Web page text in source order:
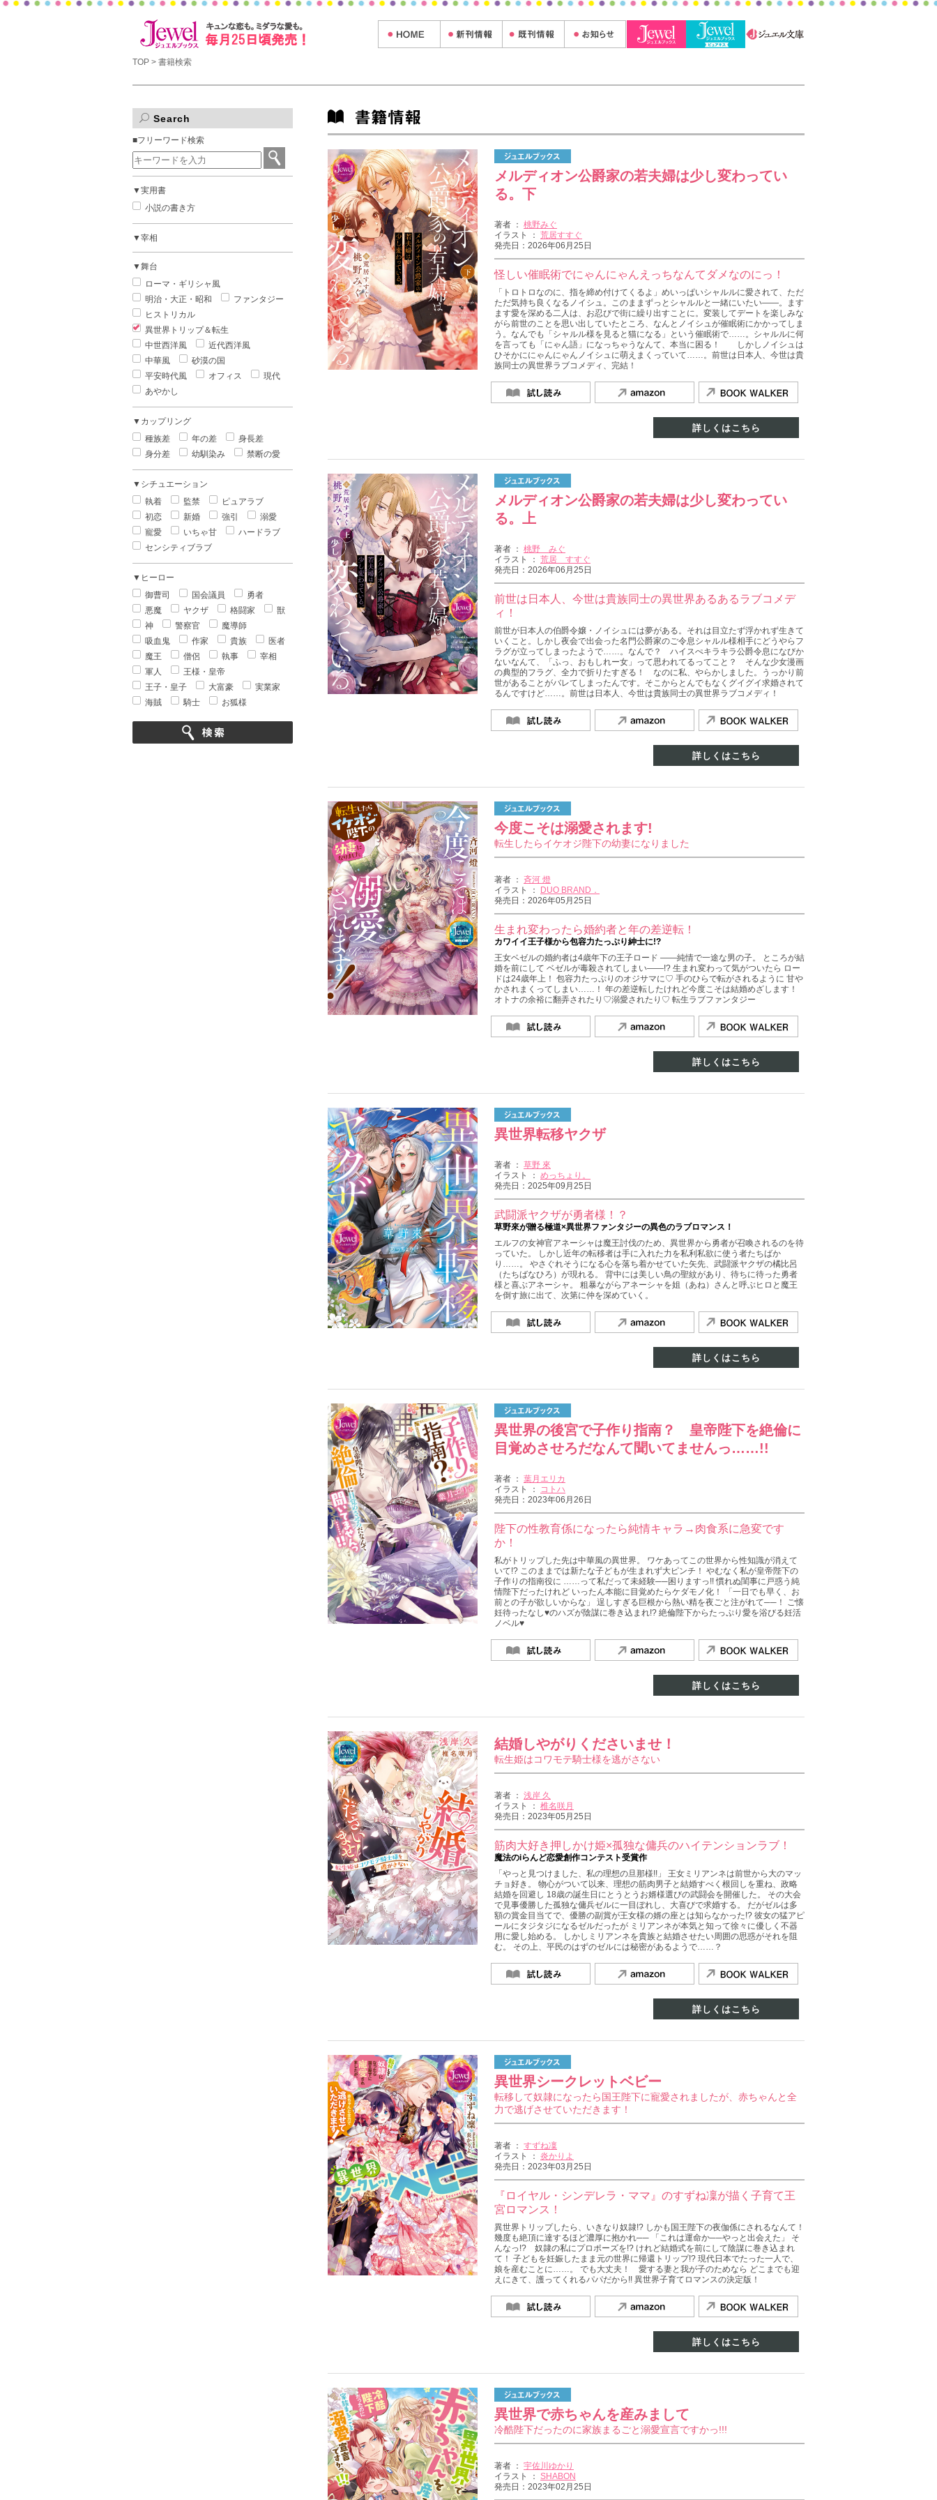
TOP > 書籍検索
Search
■フリーワード検索
▼実用書
小説の書き方
▼宰相
▼舞台
ローマ・ギリシャ風
明治・大正・昭和
ファンタジー
ヒストリカル
異世界トリップ＆転生
中世西洋風
近代西洋風
中華風
砂漠の国
平安時代風
オフィス
現代
あやかし
▼カップリング
種族差
年の差
身長差
身分差
幼馴染み 禁断の愛
▼シチュエーション
執着
監禁
ピュアラブ
初恋
新婚 強引
溺愛
寵愛
いちゃ甘
ハードラブ
センシティブラブ
▼ヒーロー
御曹司
国会議員
勇者
悪魔
ヤクザ 格闘家
獣
神
警察官
魔導師
吸血鬼
作家 貴族
医者
魔王
僧侶 執事
宰相
軍人
王様・皇帝
王子・皇子
大富豪
実業家
海賊
騎士 お狐様
メルディオン公爵家の若夫婦は少し変わってい
る。下
著者 ： 桃野みぐ
イラスト ： 荒居すすぐ
発売日：2026年06月25日
怪しい催眠術でにゃんにゃんえっちなんてダメなのにっ！
「トロトロなのに、指を締め付けてくるよ」めいっぱいシャルルに愛されて、ただ
ただ気持ち良くなるノイシュ。このままずっとシャルルと一緒にいたい――。ます
ます愛を深める二人は、お忍びで街に繰り出すことに。変装してデートを楽しみな
がら前世のことを思い出していたところ、なんとノイシュが催眠術にかかってしま
う。なんでも「シャルル様を見ると猫になる」という催眠術で……。シャルルに何
を言っても「にゃん語」になっちゃうなんて、本当に困る！ しかしノイシュは
ひそかににゃんにゃんノイシュに萌えまくっていて……。前世は日本人、今世は貴
族同士の異世界ラブコメディ、完結！
詳しくはこちら
メルディオン公爵家の若夫婦は少し変わってい
る。上
著者 ： 桃野 みぐ
イラスト ： 荒居 すすぐ
発売日：2026年06月25日
前世は日本人、今世は貴族同士の異世界あるあるラブコメデ
ィ！
前世が日本人の伯爵令嬢・ノイシュには夢がある。それは目立たず浮かれず生きて
いくこと。しかし夜会で出会った名門公爵家のご令息シャルル様相手にどうやらフ
ラグが立ってしまったようで……。なんで？ ハイスぺキラキラ公爵令息になびか
ないなんて、「ふっ、おもしれー女」って思われてるってこと？ そんな少女漫画
の典型的フラグ、全力で折りたすぎる！ なのに私、やらかしました。うっかり前
世があることがバレてしまったんです。そこからとんでもなくグイグイ求婚されて
るんですけど……。前世は日本人、今世は貴族同士の異世界ラブコメディ！
詳しくはこちら
今度こそは溺愛されます!
転生したらイケオジ陛下の幼妻になりました
著者 ： 斉河 燈
イラスト ：
DUO BRAND．
発売日：2026年05月25日
生まれ変わったら婚約者と年の差逆転！
カワイイ王子様から包容力たっぷり紳士に!?
王女ベゼルの婚約者は4歳年下の王子ロード ――純情で一途な男の子。 ところが結
婚を前にして ベゼルが毒殺されてしまい――!? 生まれ変わって気がついたら ロー
ドは24歳年上！ 包容力たっぷりのオジサマに♡ 手のひらで転がされるように 甘や
かされまくってしまい……！ 年の差逆転したけれど今度こそは結婚めざします！
オトナの余裕に翻弄されたり♡溺愛されたり♡ 転生ラブファンタジー
詳しくはこちら
異世界転移ヤクザ
著者 ： 草野 來
イラスト ： めっちょり。
発売日：2025年09月25日
武闘派ヤクザが勇者様！？
草野來が贈る極道×異世界ファンタジーの異色のラブロマンス！
エルフの女神官アネーシャは魔王討伐のため、異世界から勇者が召喚されるのを待
っていた。 しかし近年の転移者は手に入れた力を私利私欲に使う者たちばか
り……。 やさぐれそうになる心を落ち着かせていた矢先、武闘派ヤクザの橘比呂
（たちばなひろ）が現れる。 背中には美しい鳥の聖紋があり、待ちに待った勇者
様と喜ぶアネーシャ。 粗暴ながらアネーシャを姐（あね）さんと呼ぶヒロと魔王
を倒す旅に出て、次第に仲を深めていく。
詳しくはこちら
異世界の後宮で子作り指南？ 皇帝陛下を絶倫に
目覚めさせろだなんて聞いてませんっ……!!
著者 ： 葉月エリカ
イラスト ：
コトハ
発売日：2023年06月26日
陛下の性教育係になったら純情キャラ→肉食系に急変です
か！
私がトリップした先は中華風の異世界。 ワケあってこの世界から性知識が消えて
いて!? このままでは新たな子どもが生まれず大ピンチ！ やむなく私が皇帝陛下の
子作りの指南役に ……って私だって未経験──困りますっ!! 慣れぬ閨事に戸惑う純
情陛下だったけれど いったん本能に目覚めたらケダモノ化！ 「一日でも早く、お
前との子が欲しいからな」 逞しすぎる巨根から熱い精を夜ごと注がれて──！ ご懐
妊待ったなし♥のハズが陰謀に巻き込まれ!? 絶倫陛下からたっぷり愛を浴びる妊活
ノベル♥
詳しくはこちら
結婚しやがりくださいませ！
転生姫はコワモテ騎士様を逃がさない
著者 ： 浅岸 久
イラスト ： 椎名咲月
発売日：2023年05月25日
筋肉大好き押しかけ姫×孤独な傭兵のハイテンションラブ！
魔法のiらんど恋愛創作コンテスト受賞作
「やっと見つけました、私の理想の旦那様!!」 王女ミリアンネは前世から大のマッ
チョ好き。 物心がついて以来、理想の筋肉男子と結婚すべく根回しを重ね、政略
結婚を回避し 18歳の誕生日にとうとうお婿様選びの武闘会を開催した。 その大会
で見事優勝した孤独な傭兵ゼルに一目ぼれし、大喜びで求婚する。 だがゼルは多
額の賞金目当てで、優勝の副賞が王女様の婿の座とは知らなかった!? 彼女の猛アピ
ールにタジタジになるゼルだったが ミリアンネが本気と知って徐々に優しく不器
用に愛し始める。 しかしミリアンネを貴族と結婚させたい周囲の思惑がそれを阻
む。 その上、平民のはずのゼルには秘密があるようで……？
詳しくはこちら
異世界シークレットベビー
転移して奴隷になったら国王陛下に寵愛されましたが、赤ちゃんと全
力で逃げさせていただきます！
著者 ： すずね凜
イラスト ： 炎かりよ
発売日：2023年03月25日
『ロイヤル・シンデレラ・ママ』のすずね凜が描く子育て王
宮ロマンス！
異世界トリップしたら、いきなり奴隷!? しかも国王陛下の夜伽係にされるなんて！
幾度も絶頂に達するほど濃厚に抱かれ── 「これは運命か──やっと出会えた」 そ
んなっ!? 奴隷の私にプロポーズを!? けれど結婚式を前にして陰謀に巻き込まれ
て！ 子どもを妊娠したまま元の世界に帰還トリップ!? 現代日本でたった一人で、
娘を産むことに……。 でも大丈夫！ 愛する妻と我が子のためなら どこまでも迎
えにきて、護ってくれるパパだから!! 異世界子育てロマンスの決定版！
詳しくはこちら
異世界で赤ちゃんを産みまして
冷酷陛下だったのに家族まるごと溺愛宣言ですかっ!!!
著者 ： 宇佐川ゆかり
イラスト ： SHABON
発売日：2023年02月25日